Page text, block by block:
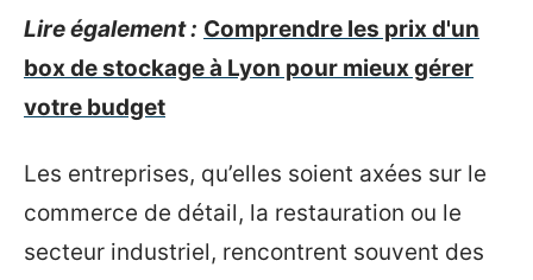
Lire également : Comprendre les prix d'un
box de stockage à Lyon pour mieux gérer
votre budget
Les entreprises, qu’elles soient axées sur le
commerce de détail, la restauration ou le
secteur industriel, rencontrent souvent des